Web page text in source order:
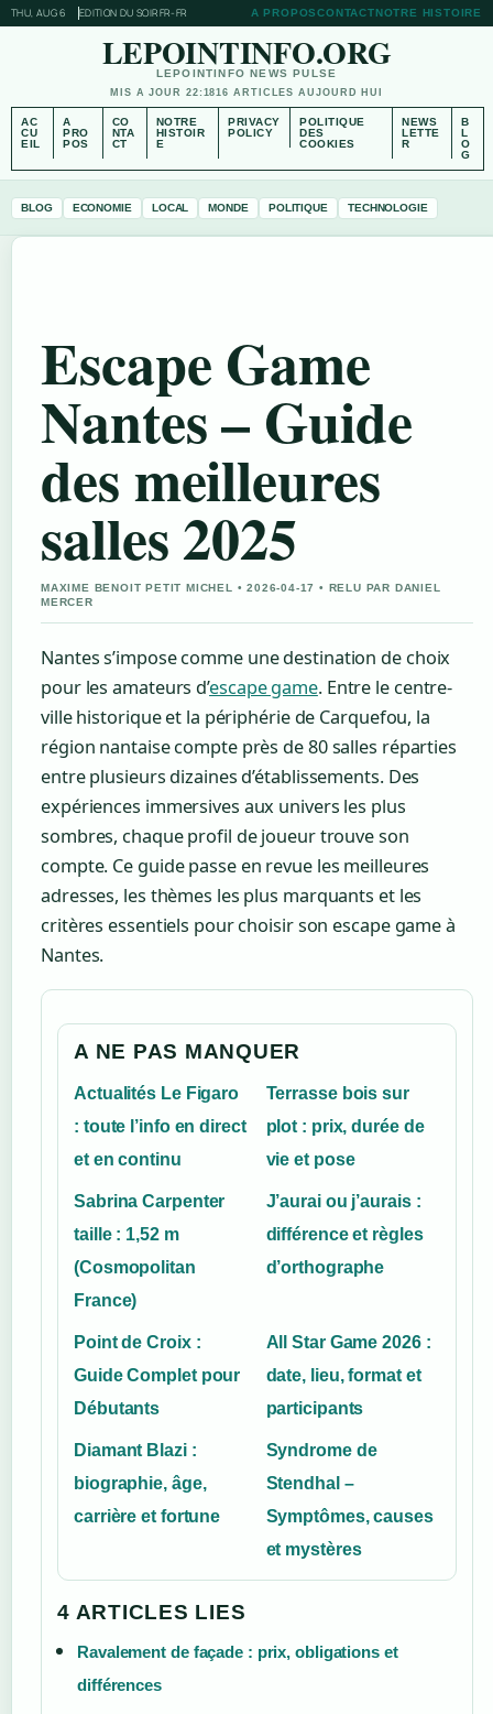
THU, AUG 6 EDITION DU SOIRFR-FR A PROPOSCONTACTNOTRE HISTOIRE
LEPOINTINFO.ORG
LEPOINTINFO NEWS PULSE
MIS A JOUR 22:1816 ARTICLES AUJOURD HUI
AC
CU
EIL
A
PRO
POS
CO
NTA
CT
NOTRE
HISTOIR
E
PRIVACY
POLICY
POLITIQUE
DES
COOKIES
NEWS
LETTE
R
B
L
O
G
BLOG ECONOMIE LOCAL MONDE POLITIQUE TECHNOLOGIE
Escape Game
Nantes – Guide
des meilleures
salles 2025
MAXIME BENOIT PETIT MICHEL • 2026-04-17 • RELU PAR DANIEL
MERCER
Nantes s’impose comme une destination de choix
pour les amateurs d’escape game. Entre le centre-
ville historique et la périphérie de Carquefou, la
région nantaise compte près de 80 salles réparties
entre plusieurs dizaines d’établissements. Des
expériences immersives aux univers les plus
sombres, chaque profil de joueur trouve son
compte. Ce guide passe en revue les meilleures
adresses, les thèmes les plus marquants et les
critères essentiels pour choisir son escape game à
Nantes.
A NE PAS MANQUER
Actualités Le Figaro
: toute l’info en direct
et en continu
Terrasse bois sur
plot : prix, durée de
vie et pose
Sabrina Carpenter
taille : 1,52 m
(Cosmopolitan
France)
J’aurai ou j’aurais :
différence et règles
d’orthographe
Point de Croix :
Guide Complet pour
Débutants
All Star Game 2026 :
date, lieu, format et
participants
Diamant Blazi :
biographie, âge,
carrière et fortune
Syndrome de
Stendhal –
Symptômes, causes
et mystères
4 ARTICLES LIES
Ravalement de façade : prix, obligations et
différences